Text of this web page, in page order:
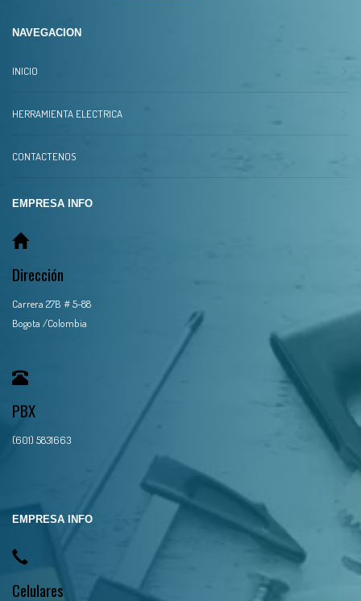
NAVEGACION
INICIO
HERRAMIENTA ELECTRICA
CONTACTENOS
EMPRESA INFO
Dirección
Carrera 27B # 5-88
Bogota /Colombia
PBX
(601) 5831663
EMPRESA INFO
Celulares